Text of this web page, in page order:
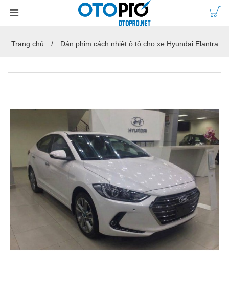
Trang chủ Dán phim cách nhiệt ô tô cho xe Hyundai Elantra